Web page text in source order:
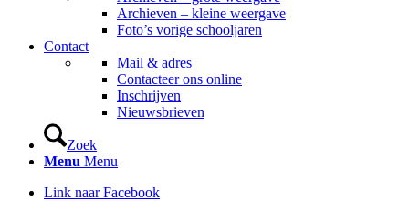
Archieven – kleine weergave
Foto’s vorige schooljaren
Contact
Mail & adres
Contacteer ons online
Inschrijven
Nieuwsbrieven
Zoek
Menu Menu
Link naar Facebook